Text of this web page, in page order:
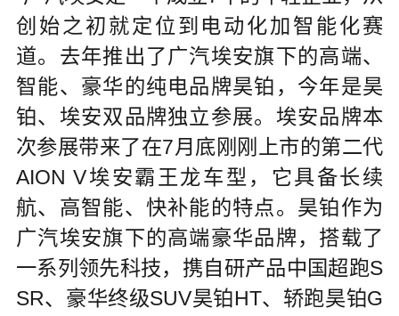
创始之初就定位到电动化加智能化赛
道。去年推出了广汽埃安旗下的高端、
智能、豪华的纯电品牌昊铂，今年是昊
铂、埃安双品牌独立参展。埃安品牌本
次参展带来了在7月底刚刚上市的第二代
AION V埃安霸王龙车型，它具备长续
航、高智能、快补能的特点。昊铂作为
广汽埃安旗下的高端豪华品牌，搭载了
一系列领先科技，携自研产品中国超跑S
SR、豪华终级SUV昊铂HT、轿跑昊铂G